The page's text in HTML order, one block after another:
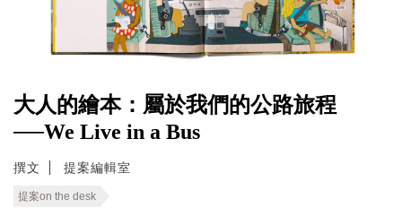
大人的繪本：屬於我們的公路旅程
──We Live in a Bus
撰文 提案編輯室
提案on the desk